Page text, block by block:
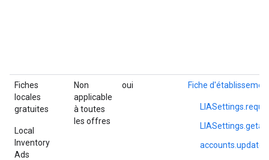
Fiches
locales
gratuites
Local
Inventory
Ads
Non
applicable
à toutes
les offres
oui Fiche
accounts.update